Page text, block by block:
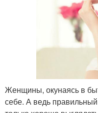
Женщины, окунаясь в
себе. А ведь